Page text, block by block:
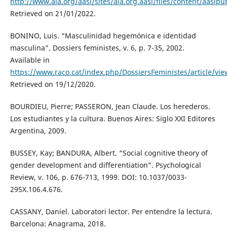
Retrieved on 21/01/2022.
BONINO, Luis. “Masculinidad hegemónica e identidad
masculina”. Dossiers feministes, v. 6, p. 7-35, 2002.
Available in
https://www.raco.cat/index.php/DossiersFeministes/article/
Retrieved on 19/12/2020.
BOURDIEU, Pierre; PASSERON, Jean Claude. Los herederos.
Los estudiantes y la cultura. Buenos Aires: Siglo XXI Editores
Argentina, 2009.
BUSSEY, Kay; BANDURA, Albert. “Social cognitive theory of
gender development and differentiation”. Psychological
Review, v. 106, p. 676-713, 1999. DOI: 10.1037/0033-
295X.106.4.676.
CASSANY, Daniel. Laboratori lector. Per entendre la lectura.
Barcelona: Anagrama, 2018.